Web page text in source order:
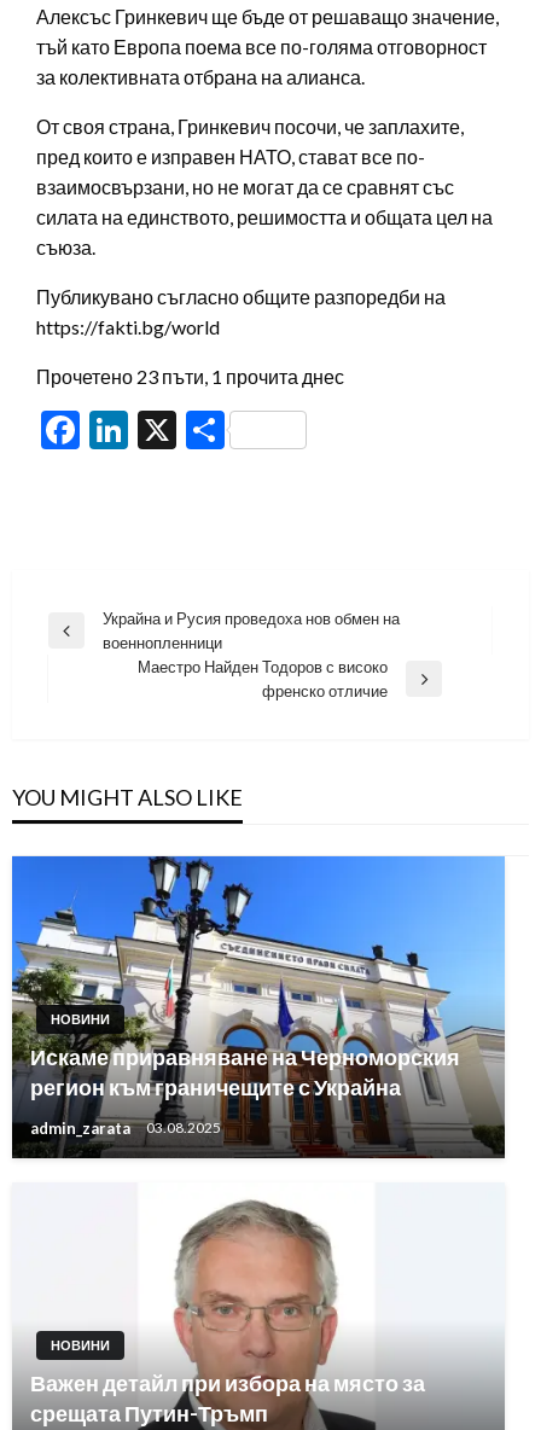
Алексъс Гринкевич ще бъде от решаващо значение,
тъй като Европа поема все по-голяма отговорност
за колективната отбрана на алианса.
От своя страна, Гринкевич посочи, че заплахите,
пред които е изправен НАТО, стават все по-
взаимосвързани, но не могат да се сравнят със
силата на единството, решимостта и общата цел на
съюза.
Публикувано съгласно общите разпоредби на
https://fakti.bg/world
Прочетено 23 пъти, 1 прочита днес
Facebook
LinkedIn
X Share
Навигация
Previous
Украйна и Русия проведоха нов обмен на
военнопленници
Маестро Найден Тодоров с високо
френско отличие
YOU MIGHT ALSO LIKE
НОВИНИ
Искаме приравняване на Черноморския
регион към граничещите с Украйна
admin_zarata 03.08.2025
НОВИНИ
Важен детайл при избора на място за
срещата Путин-Тръмп